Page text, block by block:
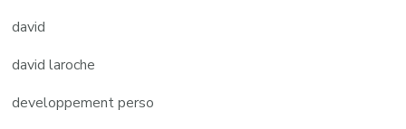
david
david laroche
developpement perso